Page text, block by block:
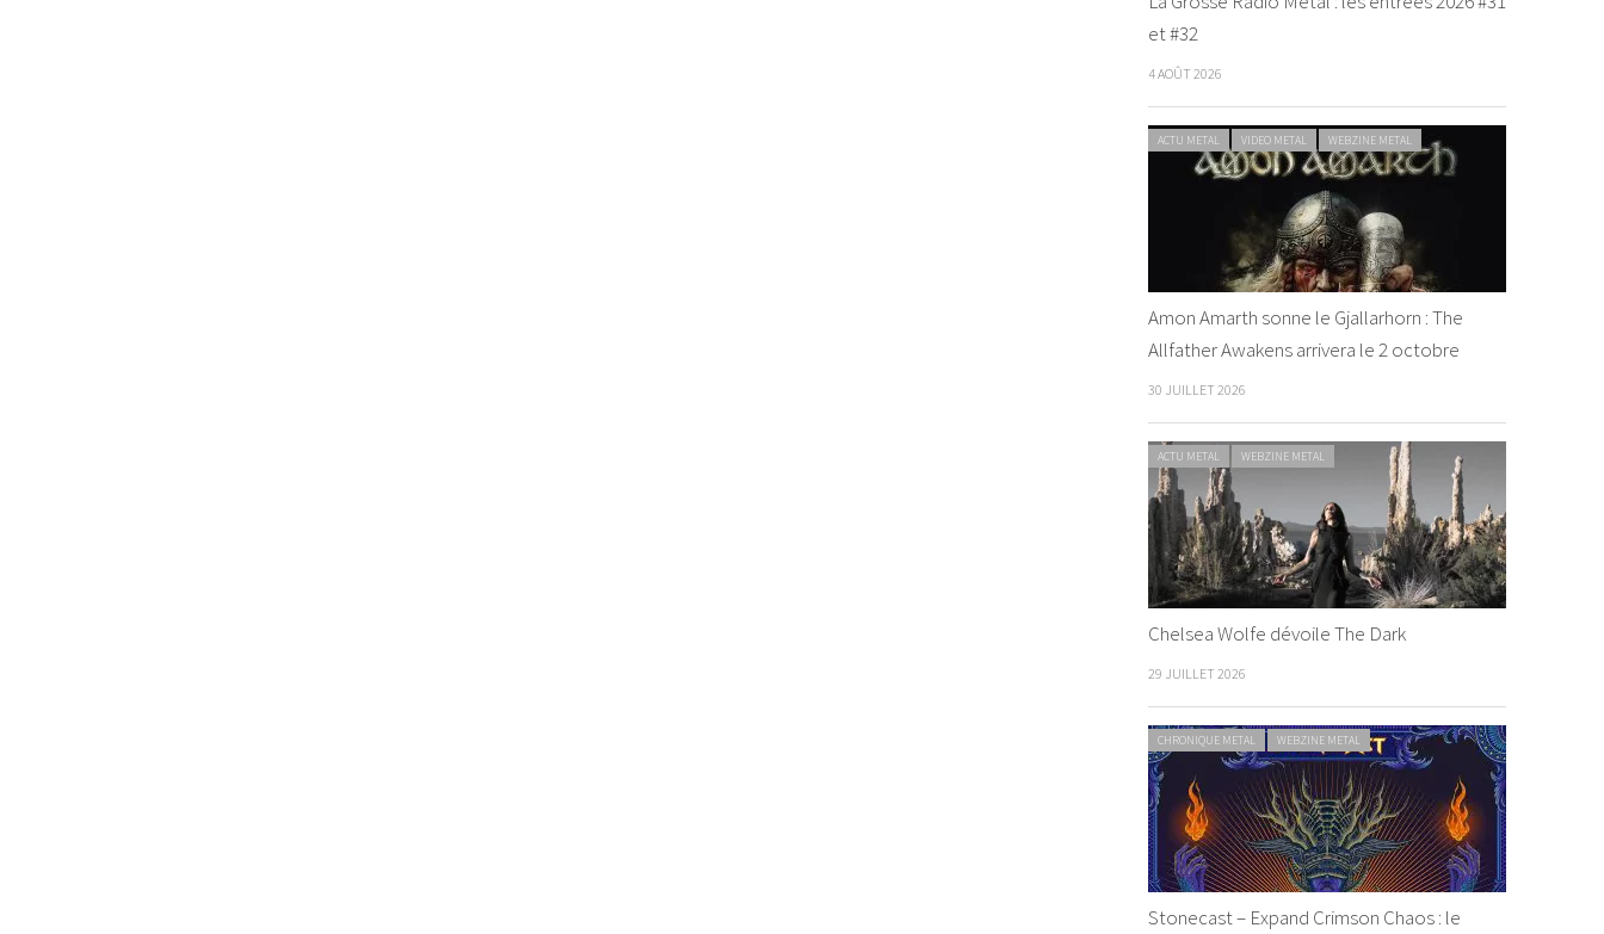
et #32
4 AOÛT 2026
ACTU METAL VIDEO METAL WEBZINE METAL
Amon Amarth sonne le Gjallarhorn : The
Allfather Awakens arrivera le 2 octobre
30 JUILLET 2026
ACTU METAL WEBZINE METAL
Chelsea Wolfe dévoile The Dark
29 JUILLET 2026
CHRONIQUE METAL WEBZINE METAL
Stonecast – Expand Crimson Chaos : le